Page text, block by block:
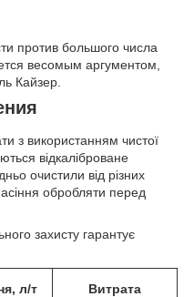
против большого числа
весомым аргументом,
Кайзер.
з використанням чистої
відкаліброване
очистили від різних
обробляти перед
захисту гарантує
л/т
Витрата